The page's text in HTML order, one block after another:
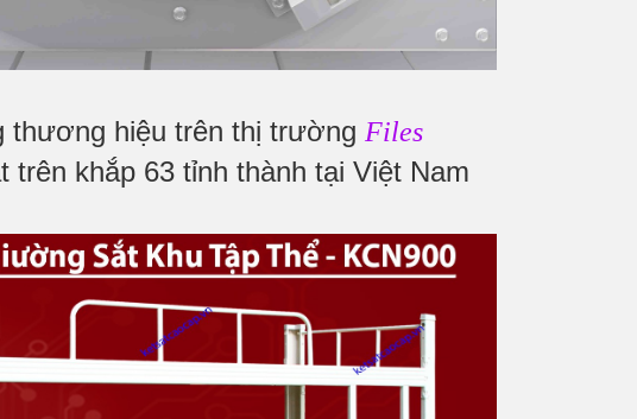
thương hiệu trên thị trường Files
trên khắp 63 tỉnh thành tại Việt Nam